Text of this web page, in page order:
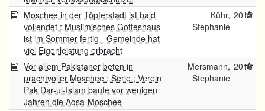
Moschee in der Töpferstadt ist bald
vollendet : Muslimisches Gotteshaus
ist im Sommer fertig - Gemeinde hat
viel Eigenleistung erbracht
Kühr,
Stephanie
2015
Vor allem Pakistaner beten in
prachtvoller Moschee : Serie ; Verein
Pak Dar-ul-Islam baute vor wenigen
Jahren die Aqsa-Moschee
Mersmann,
Stephanie
2015